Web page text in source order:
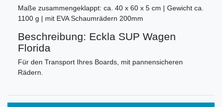
Maße zusammengeklappt: ca. 40 x 60 x 5 cm | Gewicht ca.
1100 g | mit EVA Schaumrädern 200mm
Beschreibung: Eckla SUP Wagen
Florida
Für den Transport Ihres Boards, mit pannensicheren
Rädern.